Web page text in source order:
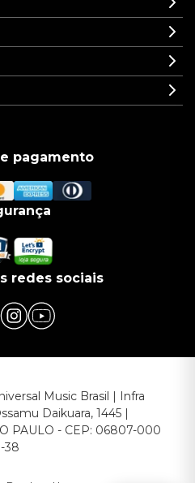
pagamento
redes sociais
Music Brasil | Infra
Daikuara, 1445 |
PAULO - CEP: 06807-000
38